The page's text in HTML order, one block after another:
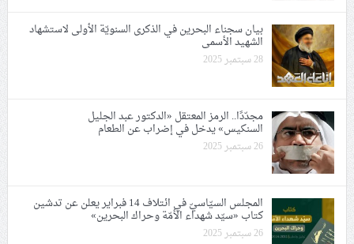
بيان سجناء البحرين في الذكرى السنويّة الأولى لاستشهاد
الشهيد الأسمى
28 سبتمبر 2025
مجدّدًا.. الرمز المعتقل «الدكتور عبد الجليل
السنكيس» يدخل في إضراب عن الطعام
26 سبتمبر 2025
المجلس السيّاسيّ في ائتلاف 14 فبراير يعلن عن تدشين
كتاب «سيّد شهداء الأمّة وحراك البحرين»
26 سبتمبر 2025